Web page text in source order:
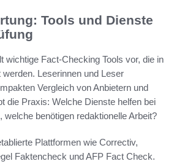
Tools und Dienste
wichtige Fact-Checking Tools vor, die in
Leserinnen und Leser
Vergleich von Anbietern und
die Praxis: Welche Dienste helfen bei
welche benötigen redaktionelle Arbeit?
Plattformen wie Correctiv,
Faktencheck und AFP Fact Check.